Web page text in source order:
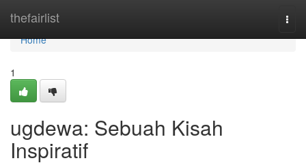
thefairlist
Home
Home
1
ugdewa: Sebuah Kisah
Inspiratif